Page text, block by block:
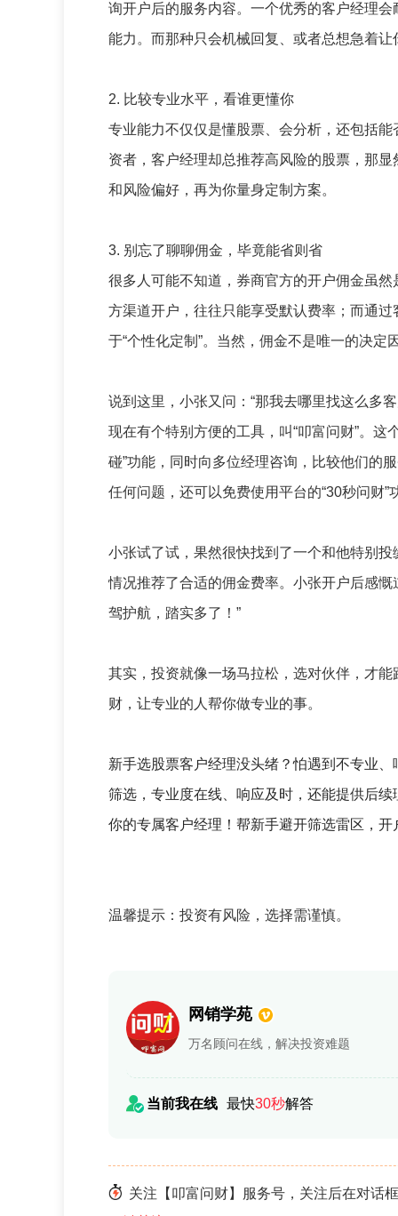
询开户后的服务内容。一个优秀的客户经理
能力。而那种只会机械回复、或者总想急着
2. 比较专业水平，看谁更懂你​
专业能力不仅仅是懂股票、会分析，还包括
资者，客户经理却总推荐高风险的股票，那
和风险偏好，再为你量身定制方案。
3. 别忘了聊聊佣金，毕竟能省则省​
很多人可能不知道，券商官方的开户佣金虽
方渠道开户，往往只能享受默认费率；而通
于“个性化定制”。当然，佣金不是唯一的决
说到这里，小张又问：“那我去哪里找这么多
现在有个特别方便的工具，叫“叩富问财”。
碰”功能，同时向多位经理咨询，比较他们的
任何问题，还可以免费使用平台的“30秒问财
小张试了试，果然很快找到了一个和他特别
情况推荐了合适的佣金费率。小张开户后感
驾护航，踏实多了！”
其实，投资就像一场马拉松，选对伙伴，才
财，让专业的人帮你做专业的事。
新手选股票客户经理没头绪？怕遇到不专业
筛选，专业度在线、响应及时，还能提供后
你的专属客户经理！帮新手避开筛选雷区，开
温馨提示：投资有风险，选择需谨慎。
网销学苑
万名顾问在线，解决投资难题
当前我在线 最快30秒解答
关注【叩富问财】服务号，关注后在对话